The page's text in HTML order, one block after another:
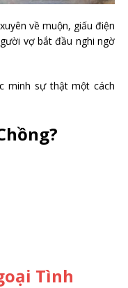
về muộn, giấu điện
vợ bắt đầu nghi ngờ
minh sự thật một cách
Tình